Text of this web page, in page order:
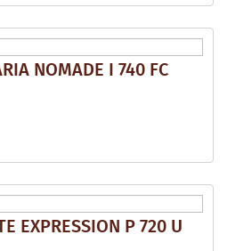
NOMADE I 740 FC
EXPRESSION P 720 U